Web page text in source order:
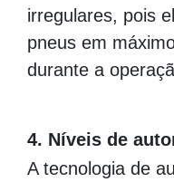
irregulares, pois
pneus em
durante a
4. Níveis de
A tecnologia de